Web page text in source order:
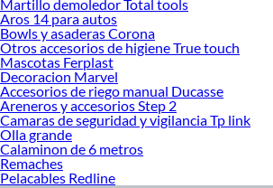
Martillo demoledor Total tools
Aros 14 para autos
Bowls y asaderas Corona
Otros accesorios de higiene True touch
Mascotas Ferplast
Decoracion Marvel
Accesorios de riego manual Ducasse
Areneros y accesorios Step 2
Camaras de seguridad y vigilancia Tp link
Olla grande
Calaminon de 6 metros
Remaches
Pelacables Redline